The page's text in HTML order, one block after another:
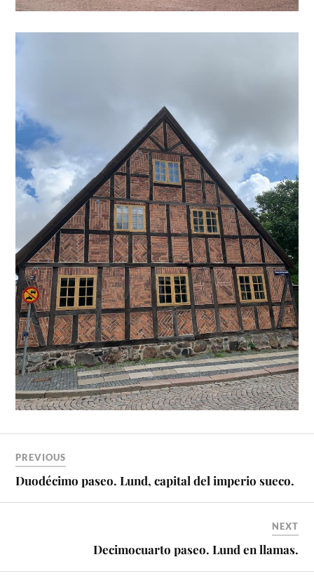
PREVIOUS
Duodécimo paseo. Lund, capital del imperio sueco.
NEXT
Decimocuarto paseo. Lund en llamas.